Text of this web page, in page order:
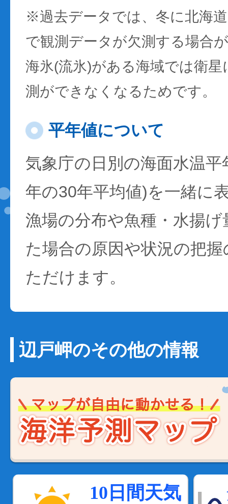
※過去データでは、冬に北海
で観測データが欠測する場合
海氷(流氷)がある海域では衛
測ができなくなるためです。
平年値について
気象庁の日別の海面水温
年の30年平均値)を一緒に
漁場の分布や魚種・水揚
た場合の原因や状況の把
ただけます。
辺戸岬のその他の情報
10日間天気